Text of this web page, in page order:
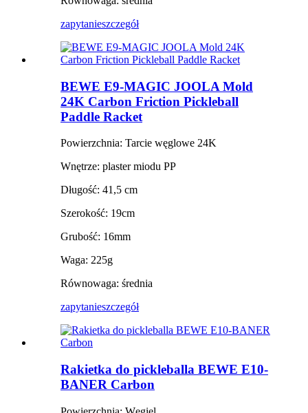
zapytanieszczegół
BEWE E9-MAGIC JOOLA Mold
24K Carbon Friction Pickleball
Paddle Racket
Powierzchnia: Tarcie węglowe 24K
Wnętrze: plaster miodu PP
Długość: 41,5 cm
Szerokość: 19cm
Grubość: 16mm
Waga: 225g
Równowaga: średnia
zapytanieszczegół
Rakietka do pickleballa BEWE E10-
BANER Carbon